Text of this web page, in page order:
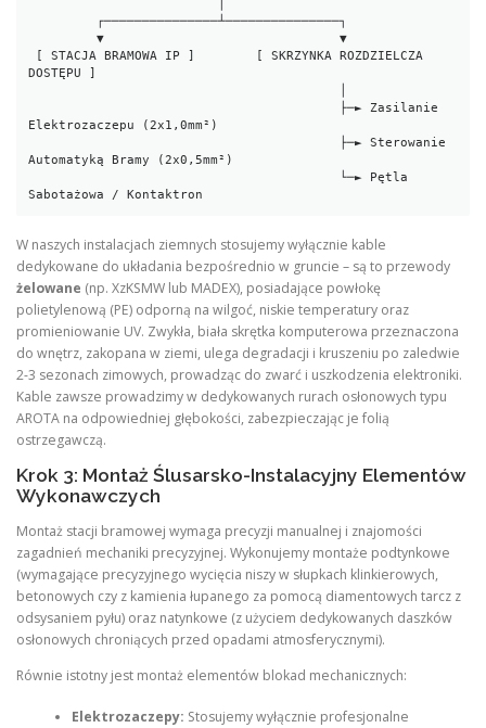
         ▼                               ▼
DOSTĘPU ]
Elektrozaczepu (2x1,0mm²)
Automatyką Bramy (2x0,5mm²)
W naszych instalacjach ziemnych stosujemy wyłącznie kable
dedykowane do układania bezpośrednio w gruncie – są to przewody
żelowane (np. XzKSMW lub MADEX), posiadające powłokę
polietylenową (PE) odporną na wilgoć, niskie temperatury oraz
promieniowanie UV. Zwykła, biała skrętka komputerowa przeznaczona
do wnętrz, zakopana w ziemi, ulega degradacji i kruszeniu po zaledwie
2-3 sezonach zimowych, prowadząc do zwarć i uszkodzenia elektroniki.
Kable zawsze prowadzimy w dedykowanych rurach osłonowych typu
AROTA na odpowiedniej głębokości, zabezpieczając je folią
ostrzegawczą.
Krok 3: Montaż Ślusarsko-Instalacyjny Elementów
Wykonawczych
Montaż stacji bramowej wymaga precyzji manualnej i znajomości
zagadnień mechaniki precyzyjnej. Wykonujemy montaże podtynkowe
(wymagające precyzyjnego wycięcia niszy w słupkach klinkierowych,
betonowych czy z kamienia łupanego za pomocą diamentowych tarcz z
odsysaniem pyłu) oraz natynkowe (z użyciem dedykowanych daszków
osłonowych chroniących przed opadami atmosferycznymi).
Równie istotny jest montaż elementów blokad mechanicznych:
Elektrozaczepy: Stosujemy wyłącznie profesjonalne